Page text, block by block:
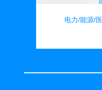
电力/能源/